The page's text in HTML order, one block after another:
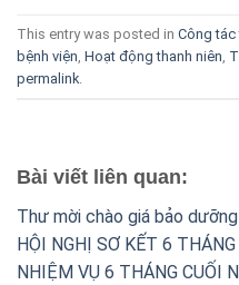
This entry was posted in Công tác
bệnh viện Hoạt động thanh niên
permalink
Bài viết liên quan:
Thư mời chào giá bảo
HỘI NGHỊ SƠ KẾT 6
NHIỆM VỤ 6 THÁNG CUỐI